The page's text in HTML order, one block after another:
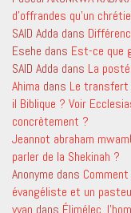
d’offrandes qu’un
SAID Adda dans
Esehe dans Est-ce que
SAID Adda dans La
Ahima dans Le transfert
il Biblique ? Voir
concrètement ?
Jeannot abraham
parler de la Shekinah ?
Anonyme dans
évangéliste et un
yvan dans Élimélec,